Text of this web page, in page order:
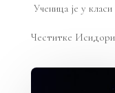
Ученица је у
Честитке